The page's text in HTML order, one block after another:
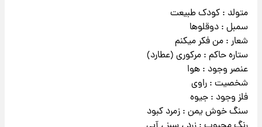
متولد : کودک طبیعت
سمبل : دوقلوها
شعار : من فکر میکنم
ستاره حاکم : مرکوری (عطارد)
عنصر وجود : هوا
شخصیت : راوی
فلز وجود : جیوه
سنگ خوش یمن : زمرد کبود